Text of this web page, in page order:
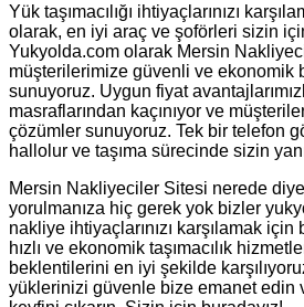
Yük taşımacılığı ihtiyaçlarınızı
olarak, en iyi araç ve şoförleri sizin
Yukyolda.com olarak Mersin
müşterilerimize güvenli ve ekonomik
sunuyoruz. Uygun fiyat
masraflarından kaçınıyor ve
çözümler sunuyoruz. Tek bir telefon
hallolur ve taşıma sürecinde sizin
Mersin Nakliyeciler Sitesi nerede
yorulmanıza hiç gerek yok bizler
nakliye ihtiyaçlarınızı karşılamak için
hızlı ve ekonomik taşımacılık
beklentilerini en iyi şekilde
yüklerinizi güvenle bize emanet edin